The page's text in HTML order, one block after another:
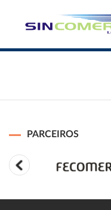
PARCEIROS